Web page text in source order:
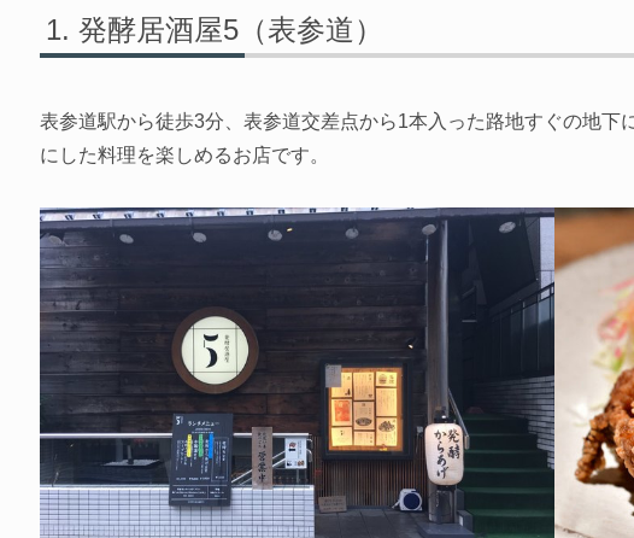
発酵居酒屋5（表参道）
表参道駅から徒歩3分、表参道交差点から1本入った路地すぐの地下
にした料理を楽しめるお店です。